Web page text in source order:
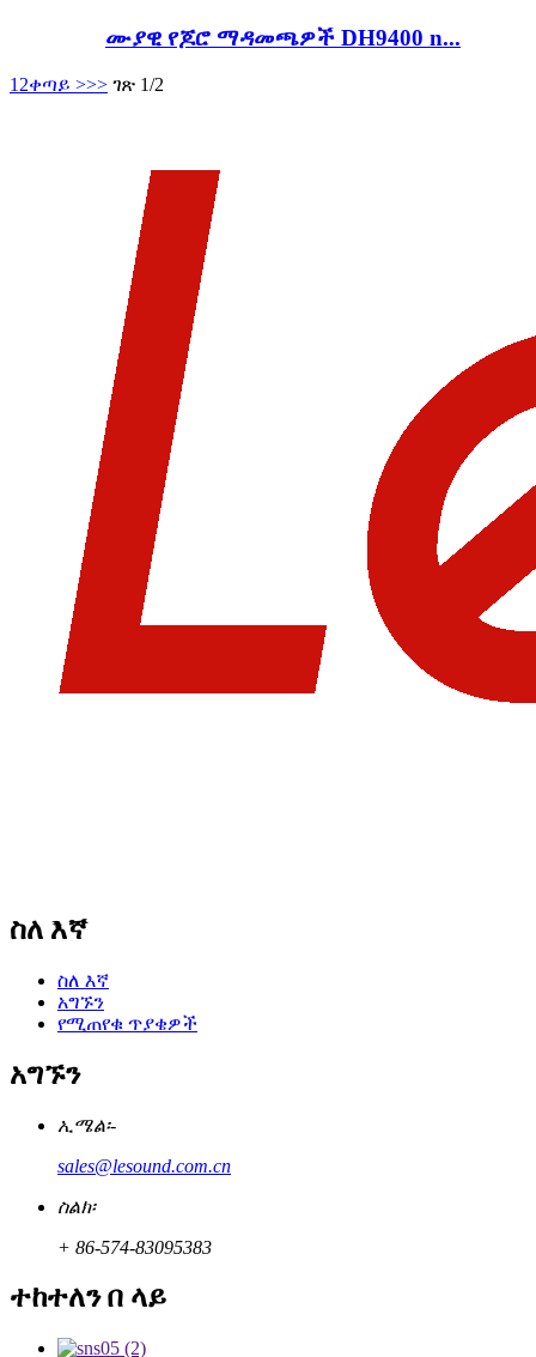
ሙያዊ የጆሮ ማዳመጫዎች DH9400 n...
1 2ቀጣይ >>> ገጽ 1/2
ስለ እኛ
ስለ እኛ
አግኙን
የሚጠየቁ ጥያቄዎች
አግኙን
ኢሜል፡-
sales@lesound.com.cn
ስልክ፡
+ 86-574-83095383
ተከተለን በ ላይ